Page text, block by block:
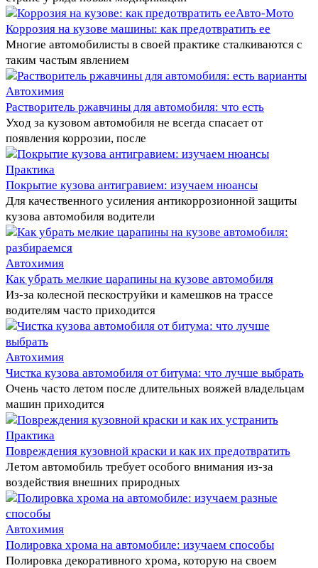
Авто-Мото
Коррозия на кузове машины: как предотвратить ее
Многие автомобилисты в своей практике сталкиваются с
таким частым явлением
Автохимия
Растворитель ржавчины для автомобиля: что есть
Уход за кузовом автомобиля не всегда спасает от
появления коррозии, после
Практика
Покрытие кузова антигравием: изучаем нюансы
Для качественного усиления антикоррозионной защиты
кузова автомобиля водители
Автохимия
Как убрать мелкие царапины на кузове автомобиля
Из-за колесной пескоструйки и камешков на трассе
водителям часто приходится
Автохимия
Чистка кузова автомобиля от битума: что лучше выбрать
Очень часто летом после длительных вояжей владельцам
машин приходится
Практика
Повреждения кузовной краски и как их предотвратить
Летом автомобиль требует особого внимания из-за
воздействия внешних природных
Автохимия
Полировка хрома на автомобиле: изучаем способы
Полировка декоративного хрома, которую на своем